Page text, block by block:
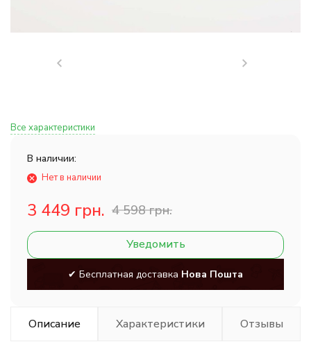
Все характеристики
В наличии:
Нет в наличии
3 449 грн. 4 598 грн.
Уведомить
✔ Бесплатная доставка Нова Пошта
Описание Характеристики Отзывы